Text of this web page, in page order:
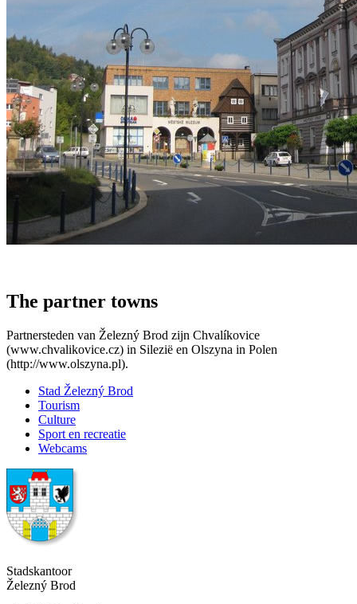
The partner towns
Partnersteden van Železný Brod zijn Chvalíkovice
(www.chvalikovice.cz) in Silezië en Olszyna in Polen
(http://www.olszyna.pl).
Stad Železný Brod
Tourism
Culture
Sport en recreatie
Webcams
Stadskantoor
Železný Brod